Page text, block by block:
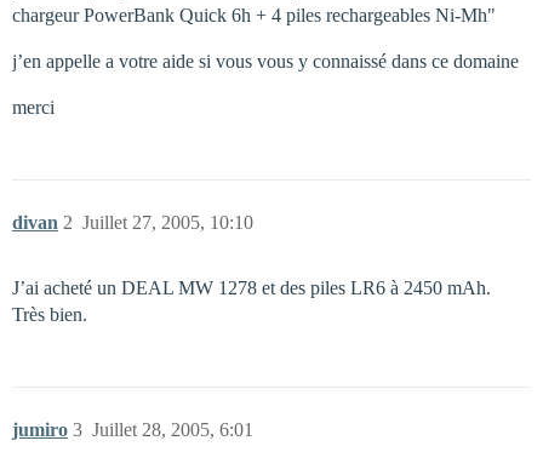
chargeur PowerBank Quick 6h + 4 piles rechargeables Ni-Mh"
j’en appelle a votre aide si vous vous y connaissé dans ce domaine
merci
divan Juillet 27, 2005, 10:10
2
J’ai acheté un DEAL MW 1278 et des piles LR6 à 2450 mAh.
Très bien.
jumiro Juillet 28, 2005, 6:01
3